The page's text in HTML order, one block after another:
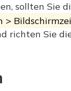
sollten Sie
>
richten Sie